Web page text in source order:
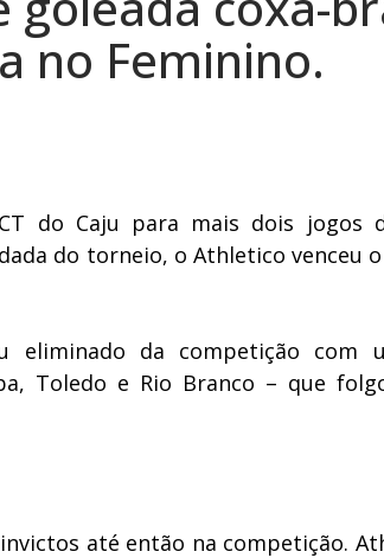
no Feminino.
do Caju para mais dois jogos
do torneio, o Athletico venceu
eliminado da competição com
Toledo e Rio Branco – que
até então na competição.